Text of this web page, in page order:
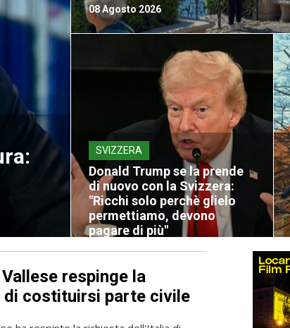
08 Agosto 2026
SVIZZERA
Donald Trump se la prende
di nuovo con la Svizzera:
"Ricchi solo perchè glielo
permettiamo, devono
pagare di più"
respinge la
costituirsi parte civile